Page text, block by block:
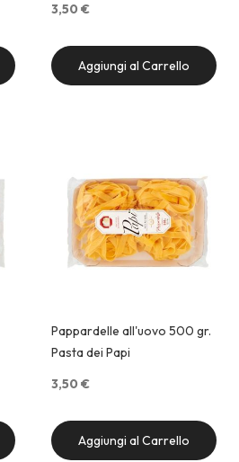
3,50 €
Aggiungi al Carrello
Pappardelle all'uovo 500 gr.
Pasta dei Papi
3,50 €
Aggiungi al Carrello